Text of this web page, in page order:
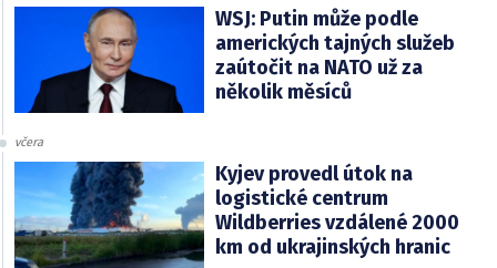
WSJ: Putin může podle
amerických tajných služeb
zaútočit na NATO už za
několik měsíců
včera
Kyjev provedl útok na
logistické centrum
Wildberries vzdálené 2000
km od ukrajinských hranic